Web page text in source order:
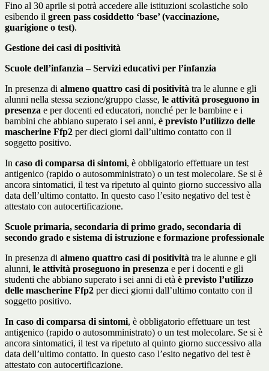
Fino al 30 aprile si potrà accedere alle istituzioni scolastiche solo
esibendo il green pass cosiddetto ‘base’ (vaccinazione,
guarigione o test).
Gestione dei casi di positività
Scuole dell’infanzia – Servizi educativi per l’infanzia
In presenza di almeno quattro casi di positività tra le alunne e gli
alunni nella stessa sezione/gruppo classe, le attività proseguono in
presenza e per docenti ed educatori, nonché per le bambine e i
bambini che abbiano superato i sei anni, è previsto l’utilizzo delle
mascherine Ffp2 per dieci giorni dall’ultimo contatto con il
soggetto positivo.
In caso di comparsa di sintomi, è obbligatorio effettuare un test
antigenico (rapido o autosomministrato) o un test molecolare. Se si è
ancora sintomatici, il test va ripetuto al quinto giorno successivo alla
data dell’ultimo contatto. In questo caso l’esito negativo del test è
attestato con autocertificazione.
Scuole primaria, secondaria di primo grado, secondaria di
secondo grado e sistema di istruzione e formazione professionale
In presenza di almeno quattro casi di positività tra le alunne e gli
alunni, le attività proseguono in presenza e per i docenti e gli
studenti che abbiano superato i sei anni di età è previsto l’utilizzo
delle mascherine Ffp2 per dieci giorni dall’ultimo contatto con il
soggetto positivo.
In caso di comparsa di sintomi, è obbligatorio effettuare un test
antigenico (rapido o autosomministrato) o un test molecolare. Se si è
ancora sintomatici, il test va ripetuto al quinto giorno successivo alla
data dell’ultimo contatto. In questo caso l’esito negativo del test è
attestato con autocertificazione.